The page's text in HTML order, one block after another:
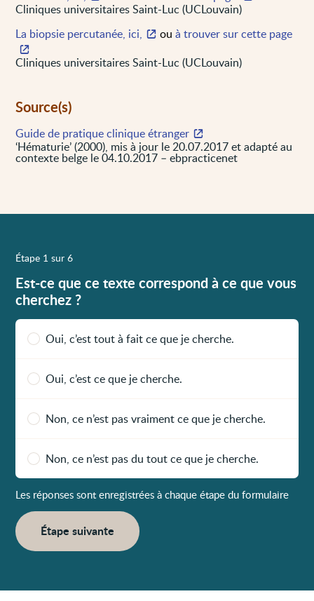
Cliniques universitaires Saint-Luc (UCLouvain)
La biopsie percutanée, ici,
ouà trouver sur cette page
Cliniques universitaires Saint-Luc (UCLouvain)
Source(s)
Guide de pratique clinique étranger
‘Hématurie’ (2000), mis à jour le 20.07.2017 et adapté au
contexte belge le 04.10.2017 – ebpracticenet
Étape 1 sur 6
Est-ce que ce texte correspond à ce que vous
cherchez ?
Oui, c’est tout à fait ce que je cherche.
Oui, c’est ce que je cherche.
Non, ce n’est pas vraiment ce que je cherche.
Non, ce n’est pas du tout ce que je cherche.
Les réponses sont enregistrées à chaque étape du formulaire
Étape suivante